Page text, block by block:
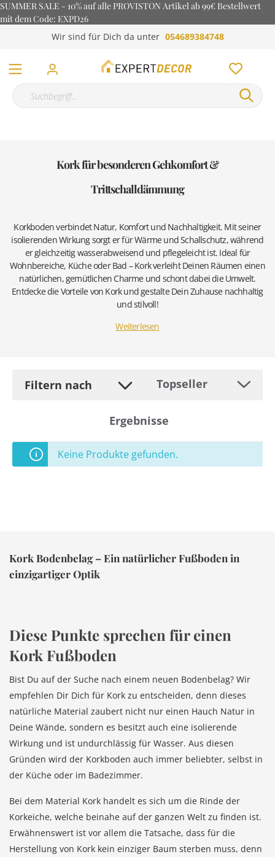
SUMMER SALE - 10% auf alle PROVISTON Artikel ab 99€ Bestellwert
mit dem Code: EXPD26
Wir sind für Dich da unter 054689384748
Kork für besonderen Gehkomfort &
Trittschalldämmung
Korkboden verbindet Natur, Komfort und Nachhaltigkeit. Mit seiner
isolierenden Wirkung sorgt er für Wärme und Schallschutz, während
er gleichzeitig wasserabweisend und pflegeleicht ist. Ideal für
Wohnbereiche, Küche oder Bad – Kork verleiht Deinen Räumen einen
natürlichen, gemütlichen Charme und schont dabei die Umwelt.
Entdecke die Vorteile von Kork und gestalte Dein Zuhause nachhaltig
und stilvoll!
Weiterlesen
Filtern nach
Ergebnisse
Keine Produkte gefunden.
Kork Bodenbelag – Ein natürlicher Fußboden in
einzigartiger Optik
Diese Punkte sprechen für einen
Kork Fußboden
Bist Du auf der Suche nach einem neuen Bodenbelag? Wir
empfehlen Dir Dich für Kork zu entscheiden, denn dieses
natürliche Material zaubert nicht nur einen Hauch Natur in
Deine Wände, sondern es besitzt auch eine isolierende
Wirkung und ist undurchlässig für Wasser. Aus diesen
Gründen wird der Korkboden auch immer beliebter, selbst in
der Küche oder im Badezimmer.
Bei dem Material Kork handelt es sich um die Rinde der
Korkeiche, welche beinahe auf der ganzen Welt zu finden ist.
Erwähnenswert ist vor allem die Tatsache, dass für die
Herstellung von Kork kein einziger Baum sterben muss, denn